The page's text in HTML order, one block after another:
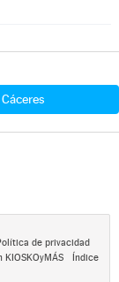
Cáceres
de privacidad
KIOSKOyMÁS
Índice